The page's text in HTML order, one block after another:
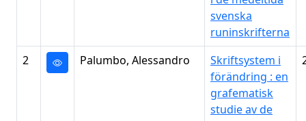
svenska
runinskrifterna
2 Palumbo, Alessandro
Skriftsystem i
förändring : en
grafematisk
studie av de